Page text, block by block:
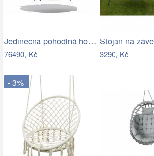
Jedinečná pohodlná houpačka - TS
76490,-Kč 3290,-Kč
- 3%